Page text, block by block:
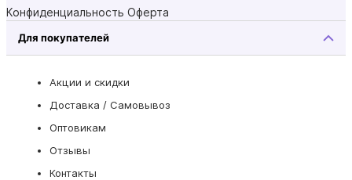
Конфиденциальность Оферта
Для покупателей
Акции и скидки
Доставка / Самовывоз
Оптовикам
Отзывы
Контакты